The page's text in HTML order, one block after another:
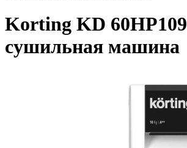
Korting KD 60HP109
сушильная машина